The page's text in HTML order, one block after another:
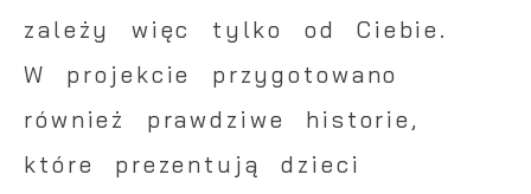
zależy więc tylko od Ciebie.
W projekcie przygotowano
również prawdziwe historie,
które prezentują dzieci